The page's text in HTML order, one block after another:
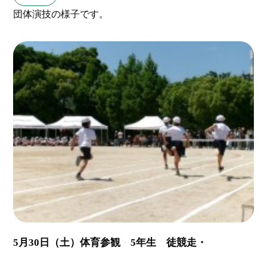
団体演技の様子です。
5月30日（土）体育参観 5年生 徒競走・